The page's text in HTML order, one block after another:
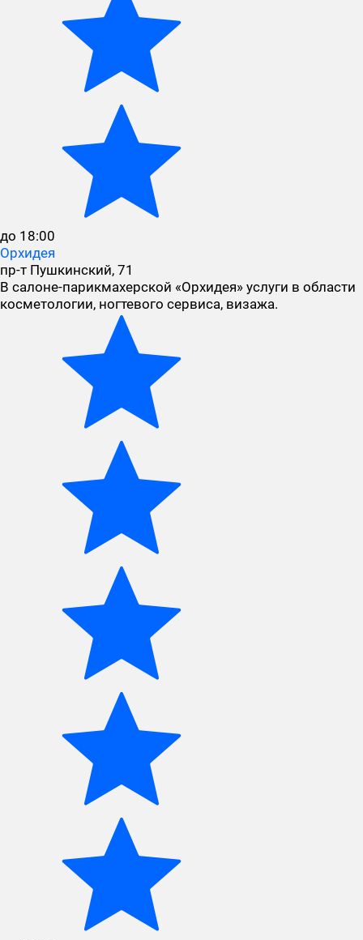
до 18:00
Орхидея
пр-т Пушкинский, 71
В салоне-парикмахерской «Орхидея» услуги в области
косметологии, ногтевого сервиса, визажа.